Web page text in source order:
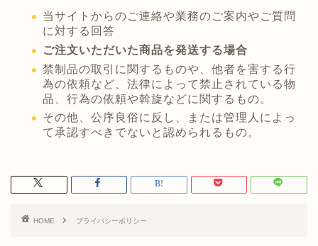
当サイトからのご連絡や業務のご案内やご質問
に対する回答
ご注文いただいた商品を発送する場合
禁制品の取引に関するものや、他者を害する行
為の依頼など、法律によって禁止されている物
品、行為の依頼や斡旋などに関するもの。
その他、公序良俗に反し、または管理人によっ
て承認すべきでないと認められるもの。
HOME プライバシーポリシー